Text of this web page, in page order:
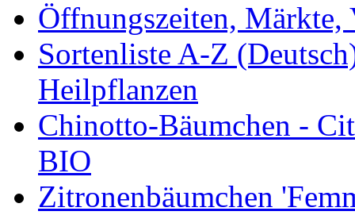
Öffnungszeiten, Märkte,
Sortenliste A-Z
Heilpflanzen
Chinotto-Bäumchen -
BIO
Zitronenbäumchen